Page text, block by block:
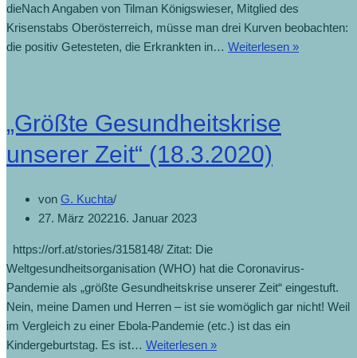
dieNach Angaben von Tilman Königswieser, Mitglied des
Krisenstabs Oberösterreich, müsse man drei Kurven beobachten:
die positiv Getesteten, die Erkrankten in… Weiterlesen »
„Größte Gesundheitskrise
unserer Zeit“ (18.3.2020)
von G. Kuchta
27. März 202216. Januar 2023
https://orf.at/stories/3158148/ Zitat: Die
Weltgesundheitsorganisation (WHO) hat die Coronavirus-
Pandemie als „größte Gesundheitskrise unserer Zeit“ eingestuft.
Nein, meine Damen und Herren – ist sie womöglich gar nicht! Weil
im Vergleich zu einer Ebola-Pandemie (etc.) ist das ein
Kindergeburtstag. Es ist… Weiterlesen »